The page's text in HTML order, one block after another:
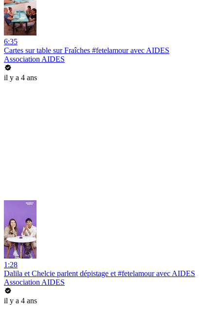
6:35
Cartes sur table sur Fraîches #fetelamour avec AIDES
Association AIDES
il y a 4 ans
1:28
Dalila et Chelcie parlent dépistage et #fetelamour avec AIDES
Association AIDES
il y a 4 ans